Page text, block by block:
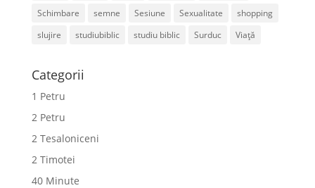
Schimbare
semne Sesiune Sexualitate
shopping
slujire
studiubiblic studiu biblic Surduc Viață
Categorii
1 Petru
2 Petru
2 Tesaloniceni
2 Timotei
40 Minute